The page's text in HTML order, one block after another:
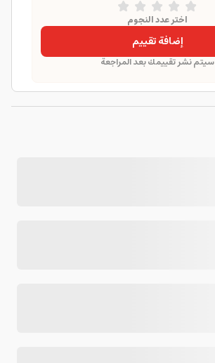
اختر عدد النجوم
إضافة تقييم
سيتم نشر تقييمك بعد المراجعة